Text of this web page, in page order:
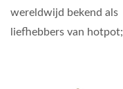
wereldwijd bekend als
liefhebbers van hotpot;